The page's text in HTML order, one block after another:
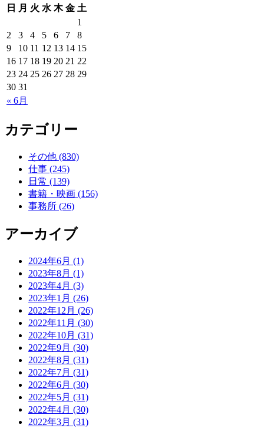
日
月 火 水 木 金 土
« 6月
1
2
3 4 5 6 7
8
9
10 11 12 13 14 15
16 17 18 19 20 21 22
23 24 25 26 27 28 29
30 31
カテゴリー
その他 (830)
仕事 (245)
日常 (139)
書籍・映画 (156)
事務所 (26)
アーカイブ
2024年6月 (1)
2023年8月 (1)
2023年4月 (3)
2023年1月 (26)
2022年12月 (26)
2022年11月 (30)
2022年10月 (31)
2022年9月 (30)
2022年8月 (31)
2022年7月 (31)
2022年6月 (30)
2022年5月 (31)
2022年4月 (30)
2022年3月 (31)